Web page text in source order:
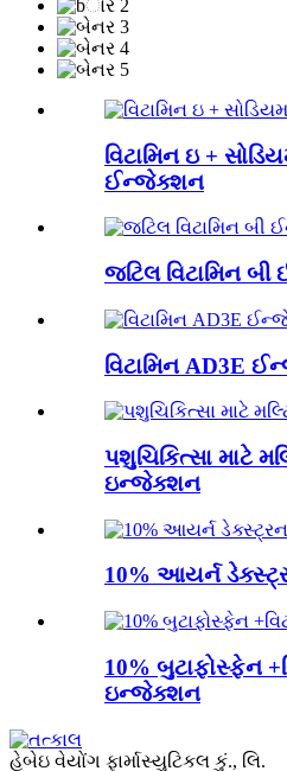
વિટામિન ઇ +
ઈન્જેક્શન
જટિલ વિટામિન
વિટામિન AD3E
પશુચિકિત્સા માટે
ઇન્જેક્શન
10% આયર્ન
10% બુટાફોસ્ફેન
ઇન્જેક્શન
હેબેઇ વેયોંગ ફાર્માસ્યુટિકલ કું., લિ.